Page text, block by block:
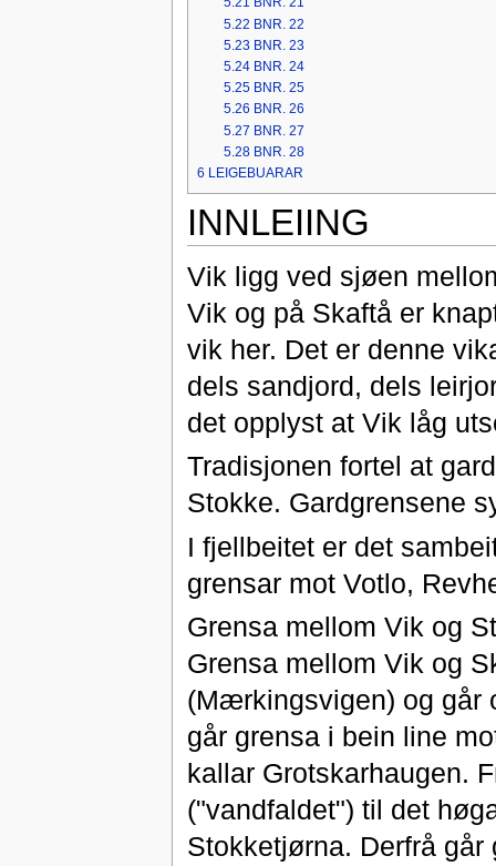
5.22 BNR. 22
5.23 BNR. 23
5.24 BNR. 24
5.25 BNR. 25
5.26 BNR. 26
5.27 BNR. 27
5.28 BNR. 28
6 LEIGEBUARAR
INNLEIING
Vik ligg ved sjøen
Vik og på Skaftå er
vik her. Det er denne
dels sandjord, dels
det opplyst at Vik låg
Tradisjonen fortel at
Stokke. Gardgrensene
I fjellbeitet er det
grensar mot Votlo,
Grensa mellom Vik og
Grensa mellom Vik og
(Mærkingsvigen) og går
går grensa i bein line
kallar Grotskarhaugen.
("vandfaldet") til det
Stokketjørna. Derfrå